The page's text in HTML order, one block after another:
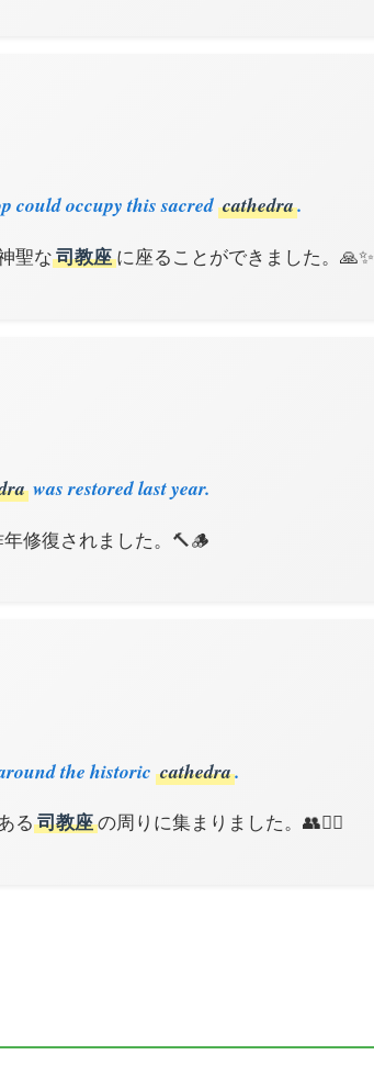
could occupy this sacred cathedra.
聖な 司教座に座ることができました。🙏✨
was restored last year.
修復されました。🔨🪵
the historic cathedra.
る 司教座の周りに集まりました。👥🚶‍♂️